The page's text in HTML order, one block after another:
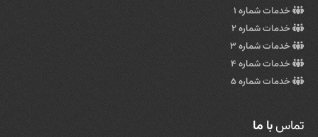
خدمات شماره ۱
خدمات شماره ۲
خدمات شماره ۳
خدمات شماره ۴
خدمات شماره ۵
تماسبا ما